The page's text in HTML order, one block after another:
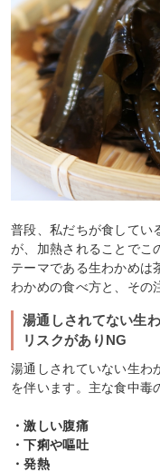
普段、私だちが食してい
が、加熱されることでこ
テーマである生わかめは
わかめの食べ方と、その
湯通しされてない生
リスクがありNG
湯通しされていない生わ
を伴います。主な食中毒
・激しい腹痛
・下痢や嘔吐
・発熱